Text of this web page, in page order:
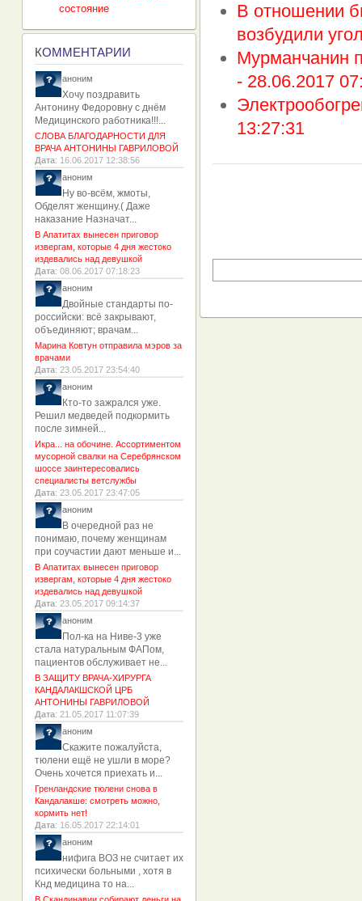
В отношении
возбудили
Мурманчанин
- 28.06.2017
13:27:31
состояние
КОММЕНТАРИИ
аноним
Хочу поздравить
Антонину Федоровну с днём
Медицинского работника!!!...
СЛОВА БЛАГОДАРНОСТИ ДЛЯ
ВРАЧА АНТОНИНЫ ГАВРИЛОВОЙ
Дата: 16.06.2017 12:38:56
аноним
Ну во-всём, жмоты,
Обделят женщину.( Даже
наказание Назначат...
В Апатитах вынесен приговор
извергам, которые 4 дня жестоко
издевались над девушкой
Дата: 08.06.2017 07:18:23
аноним
Двойные стандарты по-
российски: всё закрывают,
объединяют; врачам...
Марина Ковтун отправила мэров за
врачами
Дата: 23.05.2017 23:54:40
аноним
Кто-то зажрался уже.
Решил медведей подкормить
после зимней...
Икра... на обочине. Ассортиментом
мусорной свалки на Серебрянском
шоссе заинтересовались
специалисты ветслужбы
Дата: 23.05.2017 23:47:05
аноним
В очередной раз не
понимаю, почему женщинам
при соучастии дают меньше и...
В Апатитах вынесен приговор
извергам, которые 4 дня жестоко
издевались над девушкой
Дата: 23.05.2017 09:14:37
аноним
Пол-ка на Ниве-3 уже
стала натуральным ФАПом,
пациентов обслуживает не...
В ЗАЩИТУ ВРАЧА-ХИРУРГА
КАНДАЛАКШСКОЙ ЦРБ
АНТОНИНЫ ГАВРИЛОВОЙ
Дата: 21.05.2017 11:07:39
аноним
Скажите пожалуйста,
тюлени ещё не ушли в море?
Очень хочется приехать и...
Гренландские тюлени снова в
Кандалакше: смотреть можно,
кормить нет!
Дата: 16.05.2017 22:14:01
аноним
нифига ВОЗ не считает их
психически больными , хотя в
Кнд медицина то на...